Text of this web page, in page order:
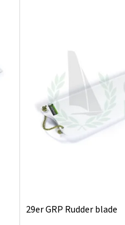
29er GRP Rudder blade